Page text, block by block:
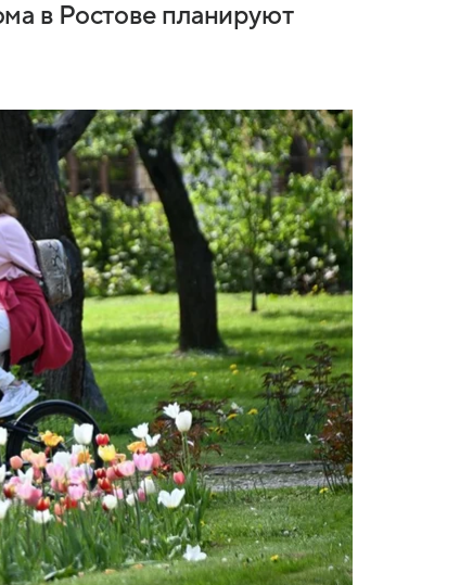
в Ростове планируют